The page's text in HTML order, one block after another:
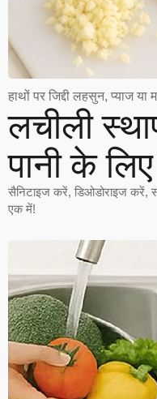
हाथों पर जिद्दी लहसुन, प्याज या
लचीली
पानी के
सैनिटाइज करें, डिओडोराइज करें,
एक में!